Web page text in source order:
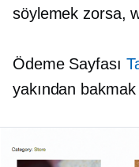
söylemek zorsa,
Ödeme Sayfası
yakından